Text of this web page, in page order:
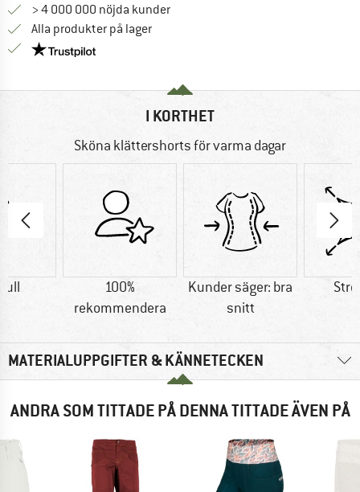
> 4 000 000 nöjda kunder
Alla produkter på lager
Trust Pilot-garanti - hitta all information här!
I KORTHET
Sköna klättershorts för varma dagar
100%
rekommendera
Kunder säger: bra
snitt
MATERIALUPPGIFTER & KÄNNETECKEN
ANDRA SOM TITTADE PÅ DENNA TITTADE ÄVEN PÅ